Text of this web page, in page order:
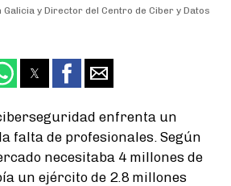
Galicia y Director del Centro de Ciber y Datos
enfrenta un
falta de profesionales. Según
necesitaba 4 millones de
un ejército de 2.8 millones